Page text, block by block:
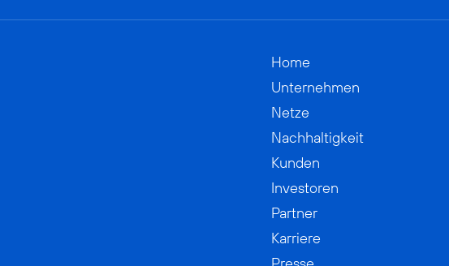
Home
Unternehmen
Netze
Nachhaltigkeit
Kunden
Investoren
Partner
Karriere